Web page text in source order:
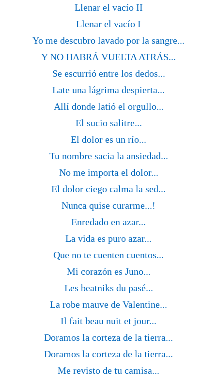
Llenar el vacío II
Llenar el vacío I
Yo me descubro lavado por la sangre...
Y NO HABRÁ VUELTA ATRÁS...
Se escurrió entre los dedos...
Late una lágrima despierta...
Allí donde latió el orgullo...
El sucio salitre...
El dolor es un río...
Tu nombre sacia la ansiedad...
No me importa el dolor...
El dolor ciego calma la sed...
Nunca quise curarme...!
Enredado en azar...
La vida es puro azar...
Que no te cuenten cuentos...
Mi corazón es Juno...
Les beatniks du pasé...
La robe mauve de Valentine...
Il fait beau nuit et jour...
Doramos la corteza de la tierra...
Doramos la corteza de la tierra...
Me revisto de tu camisa...